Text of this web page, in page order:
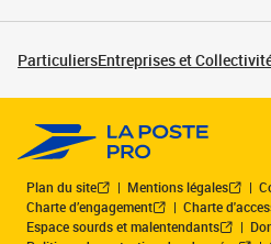
ParticuliersEntreprises et
Plan du site Mentions légales
Charte d’engagement
Charte
Espace sourds et malentendants